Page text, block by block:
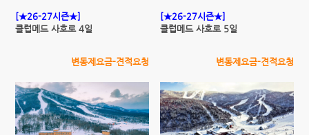
[★26-27시즌★]
클럽메드 사호로 4일
변동제요금-견적요청
[★26-27시즌★]
클럽메드 사호로 5일
변동제요금-견적요청